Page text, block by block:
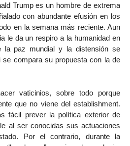
Trump es un hombre de extrema
con abundante efusión en los
en la semana más reciente. Aun
le da un respiro a la humanidad en
la paz mundial y la distensión se
se compara su propuesta con la de
vaticinios, sobre todo porque
que no viene del establishment.
fácil prever la política exterior de
al ser conocidas sus actuaciones
Por el contrario, durante la